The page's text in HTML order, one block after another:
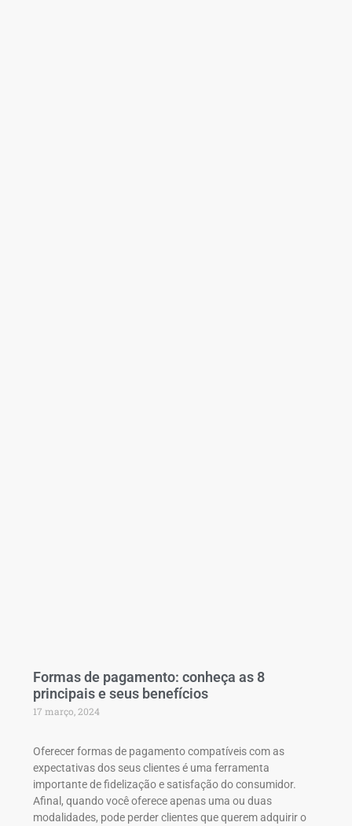
Formas de pagamento: conheça as 8
principais e seus benefícios
17 março, 2024
Oferecer formas de pagamento compatíveis com as
expectativas dos seus clientes é uma ferramenta
importante de fidelização e satisfação do consumidor.
Afinal, quando você oferece apenas uma ou duas
modalidades, pode perder clientes que querem adquirir o